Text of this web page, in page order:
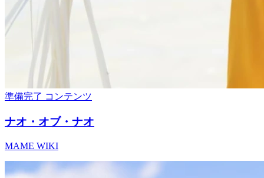
準備完了 コンテンツ
ナオ・オブ・ナオ
MAME WIKI